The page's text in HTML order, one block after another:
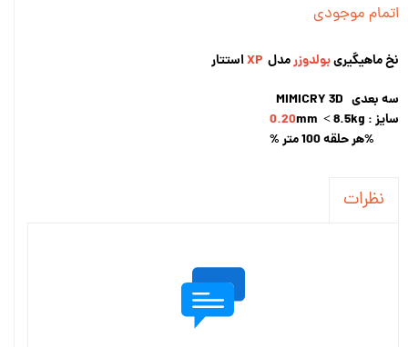
اتمام موجودی
نخ ماهیگیریبولدوزرمدل XPاستتار
سه بعدی MIMICRY 3D
سایز :
0.20mm < 8.5kg
%هر حلقه 100 متر %
نظرات